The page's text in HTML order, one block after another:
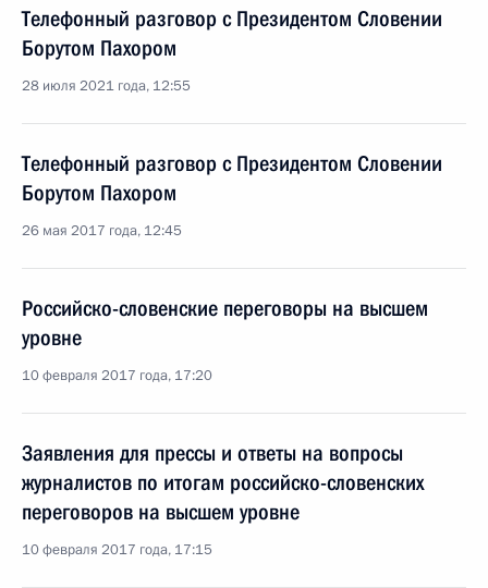
Телефонный разговор с Президентом Словении
Борутом Пахором
28 июля 2021 года, 12:55
Телефонный разговор с Президентом Словении
Борутом Пахором
26 мая 2017 года, 12:45
Российско-словенские переговоры на высшем
уровне
10 февраля 2017 года, 17:20
Заявления для прессы и ответы на вопросы
журналистов по итогам российско-словенских
переговоров на высшем уровне
10 февраля 2017 года, 17:15